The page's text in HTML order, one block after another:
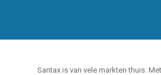
Santax is van vele markten thuis.